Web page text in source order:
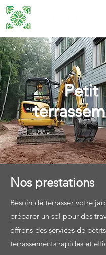
Petit
Nos prestations
Besoin de terrasser votre
préparer un sol pour des
offrons des services de petits
terrassements rapides et